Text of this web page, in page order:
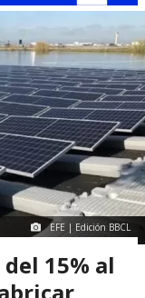
EFE | Edición BBCL
15% al